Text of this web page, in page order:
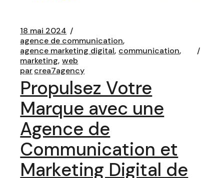
18 mai 2024
agence de communication
agence marketing digital communication
marketing web
parcrea7agency
Propulsez Votre
Marque avec une
Agence de
Communication et
Marketing Digital de